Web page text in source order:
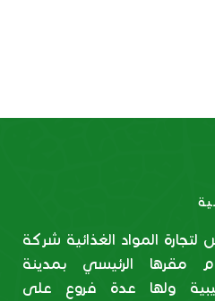
المواد الغذائية شركة
مقرها الرئيسي بمدينة
ولها عدة فروع على